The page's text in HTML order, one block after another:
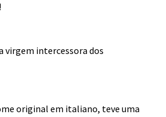
virgem intercessora dos
original em italiano, teve uma